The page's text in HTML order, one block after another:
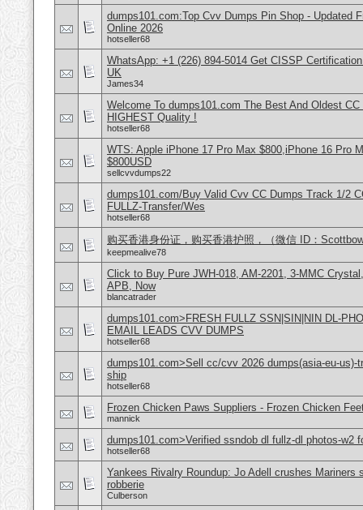
dumps101.com:Top Cvv Dumps Pin Shop - Updated
Online 2026
hotseller68
WhatsApp: +1 (226) 894-5014​ Get CISSP
UK
James34
Welcome To dumps101.com The Best And Oldest
HIGHEST Quality !
hotseller68
WTS: Apple iPhone 17 Pro Max $800,iPhone 16 Pro
$800USD
sellcvvdumps22
dumps101.com/Buy Valid Cvv CC Dumps Track 1/2
FULLZ-Transfer/Wes
hotseller68
购买香港身份证，购买香港护照，（微信 ID：
keepmealive78
Click to Buy Pure JWH-018, AM-2201, 3-MMC
APB, Now
blancatrader
dumps101.com>FRESH FULLZ SSN|SIN|NIN DL-
EMAIL LEADS CVV DUMPS
hotseller68
dumps101.com>Sell cc/cvv 2026 dumps(asia-eu-us)-
ship
hotseller68
Frozen Chicken Paws Suppliers - Frozen Chicken
mannick
dumps101.com>Verified ssndob dl fullz-dl photos-w2
hotseller68
Yankees Rivalry Roundup: Jo Adell crushes Mariners
robberie
Culberson